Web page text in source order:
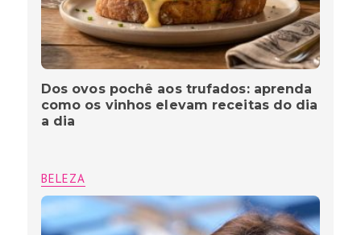
Dos ovos pochê aos trufados: aprenda
como os vinhos elevam receitas do dia
a dia
BELEZA